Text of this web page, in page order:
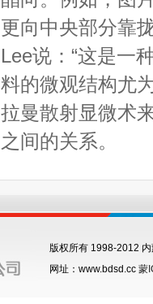
更向中央部分靠
Lee说：“这是一
料的微观结构尤
拉曼散射显微术
之间的关系。
版权所有 1998-2012
网址：www.bdsd.cc 蒙